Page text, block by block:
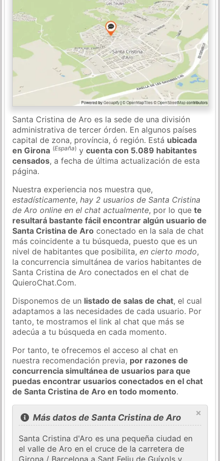
Santa Cristina de Aro es la sede de una división
administrativa de tercer órden. En algunos países
capital de zona, província, ó región. Está ubicada
en Girona (España) ycuenta con 5.089 habitantes
censados, a fecha de última actualización de esta
página.
Nuestra experiencia nos muestra que,
estadísticamente,hay 2 usuarios de Santa Cristina
de Aro online en el chat actualmente, por lo quete
resultará bastante fácil encontrar algún usuario de
Santa Cristina de Aro conectado en la sala de chat
más coincidente a tu búsqueda, puesto que es un
nivel de habitantes que posibilita,en cierto modo,
la concurrencia simultánea de varios habitantes de
Santa Cristina de Aro conectados en el chat de
QuieroChat.Com.
Disponemos de un listado de salas de chat, el cual
adaptamos a las necesidades de cada usuario. Por
tanto, te mostramos el link al chat que más se
adecúa a tu búsqueda en cada momento.
Por tanto, te ofrecemos el acceso al chat en
nuestra recomendación previa, por razones de
concurrencia simultánea de usuarios para que
puedas encontrar usuarios conectados en el chat
de Santa Cristina de Aro en todo momento.
×
Más datos de Santa Cristina de Aro
Santa Cristina d'Aro es una pequeña ciudad en
el valle de Aro en el cruce de la carretera de